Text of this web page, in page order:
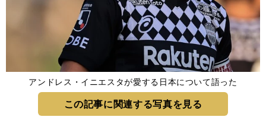
アンドレス・イニエスタが愛する日本について語った
この記事に関連する写真を見る